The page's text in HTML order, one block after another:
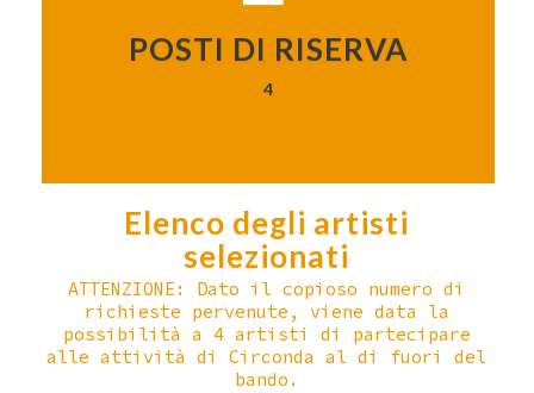
POSTI DI RISERVA
4
4
Elenco degli artisti
selezionati
ATTENZIONE: Dato il copioso numero di
richieste pervenute, viene data la
possibilità a 4 artisti di partecipare
alle attività di Circonda al di fuori del
bando.